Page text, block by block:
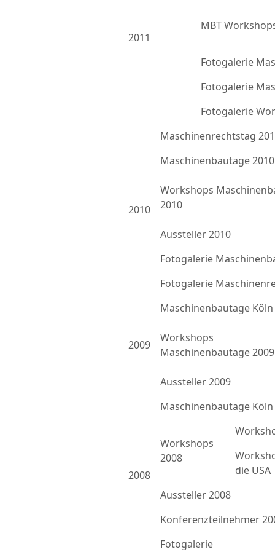
2011
MBT
Fotogalerie
Fotogalerie
Fotogalerie
2010
Maschinenrechtstag
Maschinenbautage 2010
Workshops
2010
Aussteller 2010
Fotogalerie
Fotogalerie
2009
Maschinenbautage Köln
Workshops
Maschinenbautage 2009
Aussteller 2009
2008
Maschinenbautage Köln
Workshops
2008
die USA
Aussteller 2008
Konferenzteilnehmer
Fotogalerie